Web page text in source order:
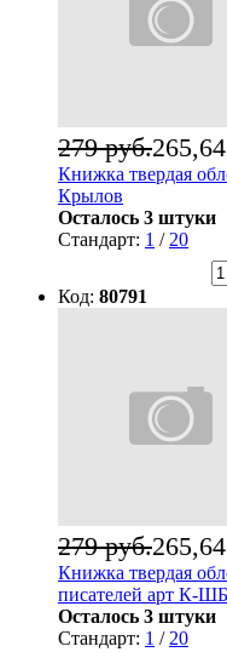
279 руб.
Книжка твердая
Крылов
Осталось 3 штуки
Стандарт: 1 / 20
Код: 80791
279 руб.
Книжка твердая
писателей арт К-
Осталось 3 штуки
Стандарт: 1 / 20